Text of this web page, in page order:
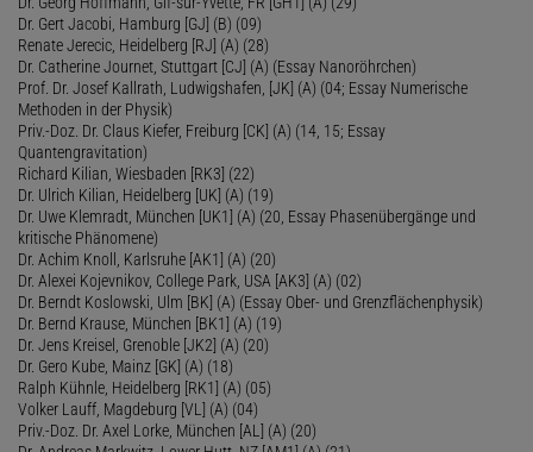
Dr. Gert Jacobi, Hamburg [GJ] (B) (09)
Renate Jerecic, Heidelberg [RJ] (A) (28)
Dr. Catherine Journet, Stuttgart [CJ] (A) (Essay Nanoröhrchen)
Prof. Dr. Josef Kallrath, Ludwigshafen, [JK] (A) (04; Essay Numerische
Methoden in der Physik)
Priv.-Doz. Dr. Claus Kiefer, Freiburg [CK] (A) (14, 15; Essay
Quantengravitation)
Richard Kilian, Wiesbaden [RK3] (22)
Dr. Ulrich Kilian, Heidelberg [UK] (A) (19)
Dr. Uwe Klemradt, München [UK1] (A) (20, Essay Phasenübergänge und
kritische Phänomene)
Dr. Achim Knoll, Karlsruhe [AK1] (A) (20)
Dr. Alexei Kojevnikov, College Park, USA [AK3] (A) (02)
Dr. Berndt Koslowski, Ulm [BK] (A) (Essay Ober- und Grenzflächenphysik)
Dr. Bernd Krause, München [BK1] (A) (19)
Dr. Jens Kreisel, Grenoble [JK2] (A) (20)
Dr. Gero Kube, Mainz [GK] (A) (18)
Ralph Kühnle, Heidelberg [RK1] (A) (05)
Volker Lauff, Magdeburg [VL] (A) (04)
Priv.-Doz. Dr. Axel Lorke, München [AL] (A) (20)